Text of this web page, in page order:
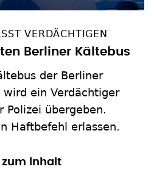
VERDÄCHTIGEN
Berliner Kältebus
der Berliner
ein Verdächtiger
Polizei übergeben.
Haftbefehl erlassen.
zum Inhalt